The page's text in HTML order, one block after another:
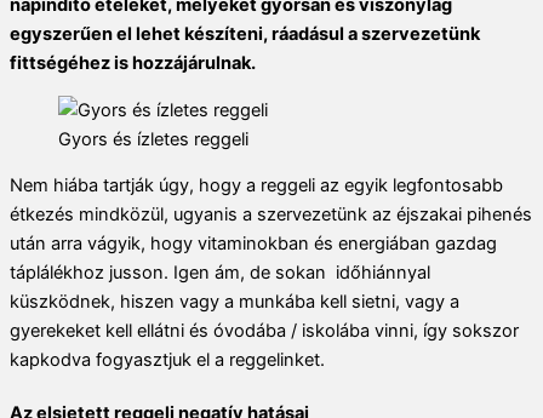
napindító ételeket, melyeket gyorsan és viszonylag
egyszerűen el lehet készíteni, ráadásul a szervezetünk
fittségéhez is hozzájárulnak.
Gyors és ízletes reggeli
Nem hiába tartják úgy, hogy a reggeli az egyik legfontosabb
étkezés mindközül, ugyanis a szervezetünk az éjszakai pihenés
után arra vágyik, hogy vitaminokban és energiában gazdag
táplálékhoz jusson. Igen ám, de sokan időhiánnyal
küszködnek, hiszen vagy a munkába kell sietni, vagy a
gyerekeket kell ellátni és óvodába / iskolába vinni, így sokszor
kapkodva fogyasztjuk el a reggelinket.
Az elsietett reggeli negatív hatásai